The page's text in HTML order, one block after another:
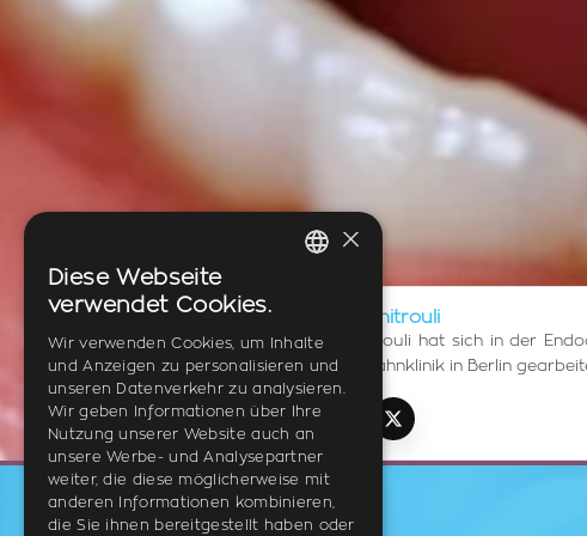
Dr. med. dent. Mariza Dimitrouli
Dr. med. dent. Mariza Dimitrouli hat sich in der
Außerdem hat sie in einer Zahnklinik in Berlin
TikTokInstagram
FacebookYouTubeLinkedInX (Twitter)
ENGLISH
×
Diese Webseite
verwendet Cookies.
Wir verwenden Cookies, um Inhalte
und Anzeigen zu personalisieren und
unseren Datenverkehr zu analysieren.
Wir geben Informationen über Ihre
Nutzung unserer Website auch an
unsere Werbe- und Analysepartner
weiter, die diese möglicherweise mit
anderen Informationen kombinieren,
die Sie ihnen bereitgestellt haben oder